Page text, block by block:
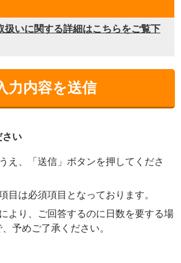
扱いに関する詳細はこちらをご覧下
さい
え、「送信」ボタンを押してくださ
目は必須項目となっております。
より、ご回答するのに日数を要する場
予めご了承ください。